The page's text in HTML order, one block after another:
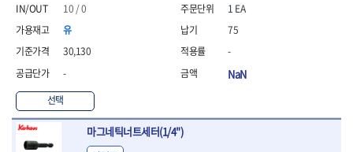
- 토크아답타
- 비트소켓세트
- 일자비트
- 임팩별비트
- 임팩일자비트
- 임팩포지비트
- 임팩십자비트
10 / 0
유
30,130
-
선택
1 EA
75
-
NaN
마그네틱너트세터(1/4")